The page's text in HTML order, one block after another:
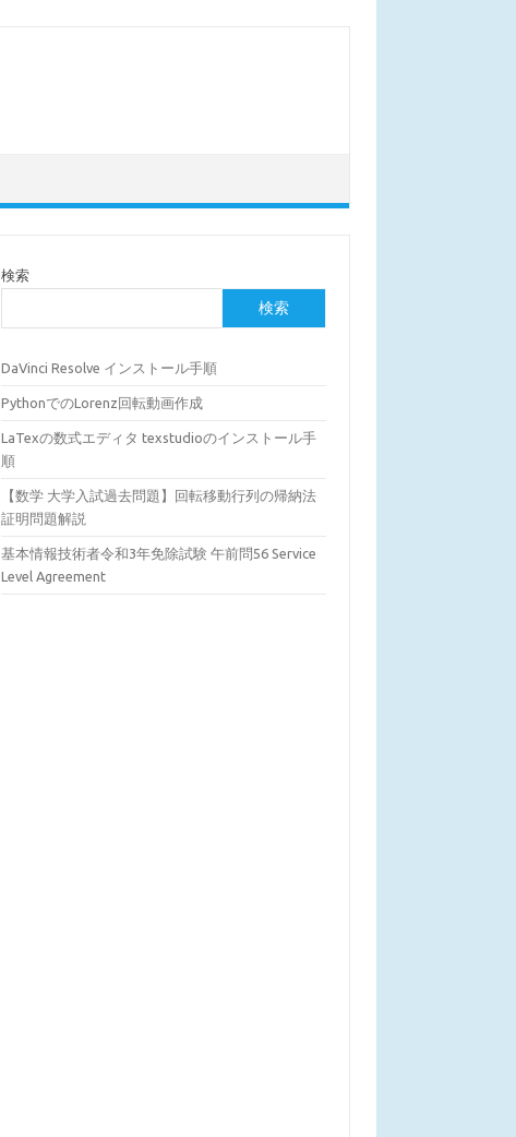
検索
検索
DaVinci Resolve インストール手順
PythonでのLorenz回転動画作成
LaTexの数式エディタ texstudioのインストール手
順
【数学 大学入試過去問題】回転移動行列の帰納法
証明問題解説
基本情報技術者令和3年免除試験 午前問56 Service
Level Agreement